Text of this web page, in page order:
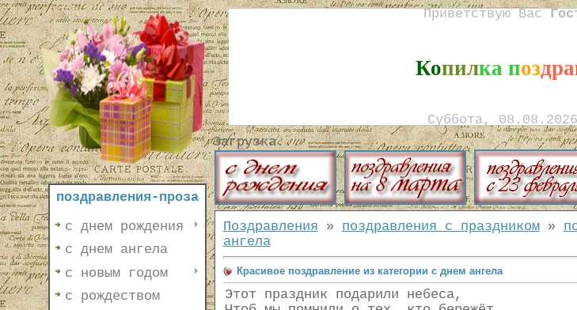
поздравления-проза
с днем рождения
с днем ангела
с новым годом
с рождеством
Приветствую Вас
Копилка поздра
Суббота,
Загрузка...
Поздравления » поздравления с праздником»
ангела
Красивое поздравление из категории с днем ангела
Этот праздник подарили небеса,